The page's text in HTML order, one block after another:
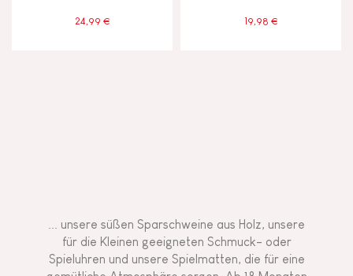
24,99 € 19,98 €
... unsere süßen Sparschweine aus Holz, unsere
für die Kleinen geeigneten Schmuck- oder
Spieluhren und unsere Spielmatten, die für eine